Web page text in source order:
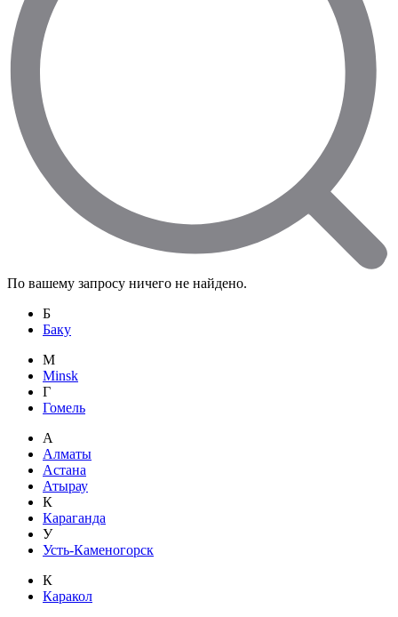
По вашему запросу ничего не найдено.
Б
Баку
M
Minsk
Г
Гомель
А
Алматы
Астана
Атырау
К
Караганда
У
Усть-Каменогорск
К
Каракол